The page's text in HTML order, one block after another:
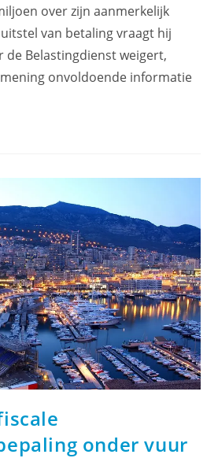
over zijn aanmerkelijk
van betaling vraagt hij
de Belastingdienst weigert,
onvoldoende informatie
onder vuur